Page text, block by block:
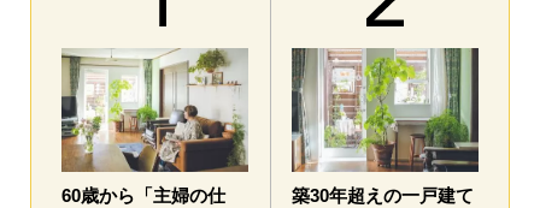
60歳から「主婦の仕
築30年超えの一戸建て